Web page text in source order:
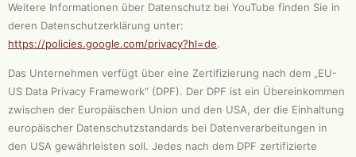
Weitere Informationen über Datenschutz bei YouTube finden Sie in
deren Datenschutzerklärung unter:
https://policies.google.com/privacy?hl=de.
Das Unternehmen verfügt über eine Zertifizierung nach dem „EU-
US Data Privacy Framework“ (DPF). Der DPF ist ein Übereinkommen
zwischen der Europäischen Union und den USA, der die Einhaltung
europäischer Datenschutzstandards bei Datenverarbeitungen in
den USA gewährleisten soll. Jedes nach dem DPF zertifizierte